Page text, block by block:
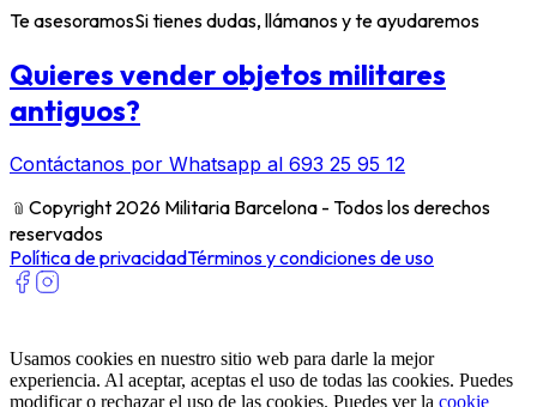
Te asesoramosSi tienes dudas, llámanos y te ayudaremos
Quieres vender objetos militares
antiguos?
Contáctanos por Whatsapp al 693 25 95 12
﹫ Copyright 2026 Militaria Barcelona - Todos los derechos
reservados
Política de privacidadTérminos y condiciones de uso
Usamos cookies en nuestro sitio web para darle la mejor
experiencia. Al aceptar, aceptas el uso de todas las cookies. Puedes
modificar o rechazar el uso de las cookies. Puedes ver la cookie